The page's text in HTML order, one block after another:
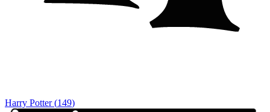
Harry Potter (149)